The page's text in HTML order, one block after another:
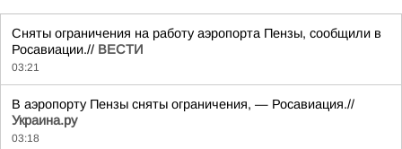
Сняты ограничения на работу аэропорта Пензы, сообщили в
Росавиации.// ВЕСТИ
03:21
В аэропорту Пензы сняты ограничения, — Росавиация.//
Украина.ру
03:18